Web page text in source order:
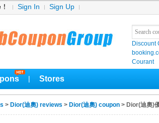
Sign In Sign Up
Discount
Courant
Stores
> Dior(迪奧) reviews > Dior(迪奧) coupon > Dior(迪奧)